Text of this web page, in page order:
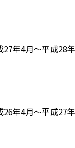
27年4月～平成28
26年4月～平成27